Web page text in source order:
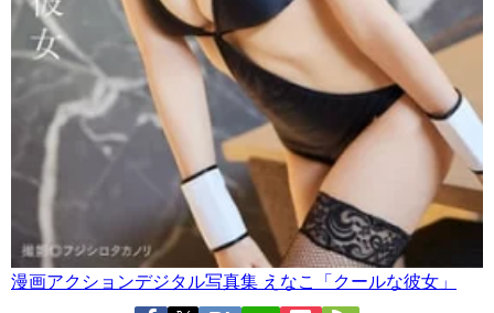
漫画アクションデジタル写真集 えなこ「クールな彼女」